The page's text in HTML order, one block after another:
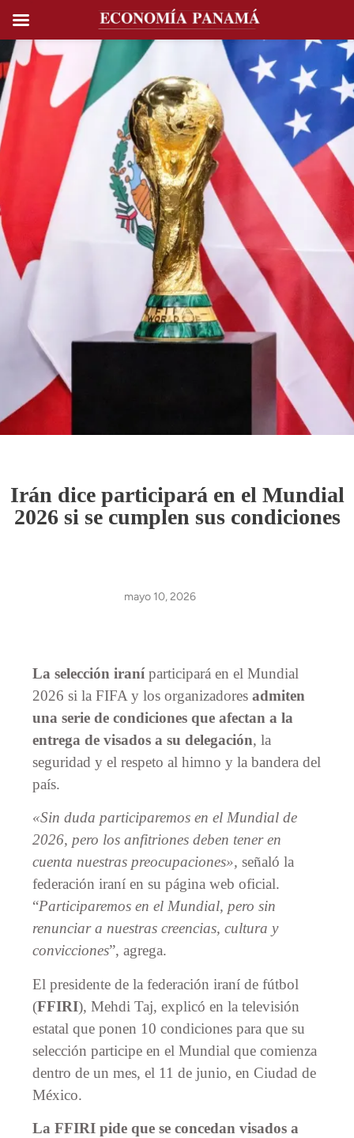
Irán dice participará en el Mundial
2026 si se cumplen sus condiciones
mayo 10, 2026
La selección iraníparticipará en el Mundial
2026 si la FIFA y los organizadores admiten
una serie de condiciones que afectan a la
entrega de visados a su delegación, la
seguridad y el respeto al himno y la bandera del
país.
«Sin duda participaremos en el Mundial de
2026, pero los anfitriones deben tener en
cuenta nuestras preocupaciones», señaló la
federación iraní en su página web oficial.
“Participaremos en el Mundial, pero sin
renunciar a nuestras creencias, cultura y
convicciones”, agrega.
El presidente de la federación iraní de fútbol
(FFIRI), Mehdi Taj, explicó en la televisión
estatal que ponen 10 condiciones para que su
selección participe en el Mundial que comienza
dentro de un mes, el 11 de junio, en Ciudad de
México.
La FFIRI pide que se concedan visados a